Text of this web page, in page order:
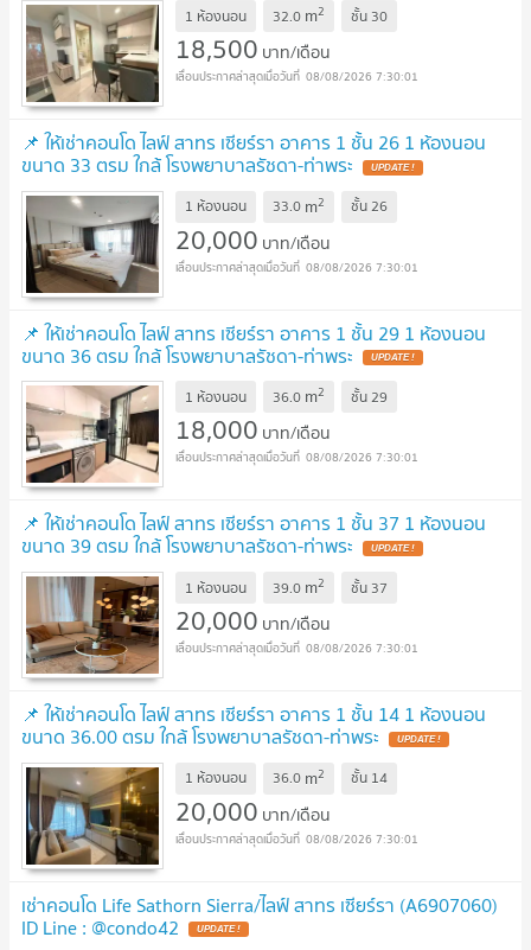
1 ห้องนอน 32.0 m2 ชั้น 30
18,500 บาท/เดือน
08/08/2026 7:30:01
📌 ให้เช่าคอนโด ไลฟ์ สาทร เซียร์รา อาคาร 1 ชั้น 26 1 ห้องนอน
ขนาด 33 ตรม ใกล้ โรงพยาบาลรัชดา-ท่าพระ
1 ห้องนอน 33.0 m2 ชั้น26
20,000 บาท/เดือน
08/08/2026 7:30:01
📌 ให้เช่าคอนโด ไลฟ์ สาทร เซียร์รา อาคาร 1 ชั้น 29 1 ห้องนอน
ขนาด 36 ตรม ใกล้ โรงพยาบาลรัชดา-ท่าพระ
1 ห้องนอน 36.0 m2 ชั้น29
18,000 บาท/เดือน
08/08/2026 7:30:01
📌 ให้เช่าคอนโด ไลฟ์ สาทร เซียร์รา อาคาร 1 ชั้น 37 1 ห้องนอน
ขนาด 39 ตรม ใกล้ โรงพยาบาลรัชดา-ท่าพระ
1 ห้องนอน 39.0 m2 ชั้น 37
20,000 บาท/เดือน
08/08/2026 7:30:01
📌 ให้เช่าคอนโด ไลฟ์ สาทร เซียร์รา อาคาร 1 ชั้น 14 1 ห้องนอน
ขนาด 36.00 ตรม ใกล้ โรงพยาบาลรัชดา-ท่าพระ
1 ห้องนอน 36.0 m2 ชั้น 14
20,000 บาท/เดือน
08/08/2026 7:30:01
เช่าคอนโด Life Sathorn Sierra/ไลฟ์ สาทร เซียร์รา (A6907060)
ID Line : @condo42